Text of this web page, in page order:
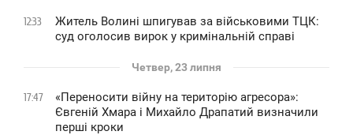
12:33
Житель Волині шпигував за військовими ТЦК:
суд оголосив вирок у кримінальній справі
Четвер, 23 липня
17:47
«Переносити війну на територію агресора»:
Євгеній Хмара і Михайло Драпатий визначили
перші кроки